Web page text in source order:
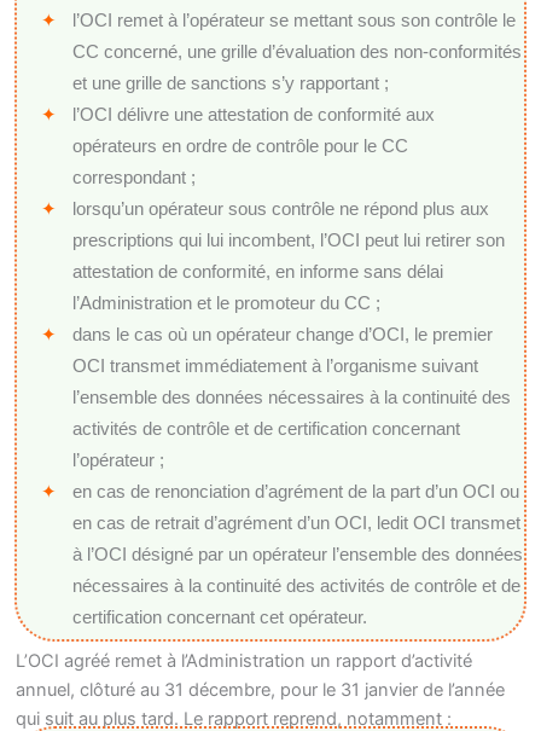
l’OCI remet à l’opérateur se mettant sous son contrôle le
CC concerné, une grille d’évaluation des non-conformités
et une grille de sanctions s’y rapportant ;
l’OCI délivre une attestation de conformité aux
opérateurs en ordre de contrôle pour le CC
correspondant ;
lorsqu’un opérateur sous contrôle ne répond plus aux
prescriptions qui lui incombent, l’OCI peut lui retirer son
attestation de conformité, en informe sans délai
l’Administration et le promoteur du CC ;
dans le cas où un opérateur change d’OCI, le premier
OCI transmet immédiatement à l’organisme suivant
l’ensemble des données nécessaires à la continuité des
activités de contrôle et de certification concernant
l’opérateur ;
en cas de renonciation d’agrément de la part d’un OCI ou
en cas de retrait d’agrément d’un OCI, ledit OCI transmet
à l’OCI désigné par un opérateur l’ensemble des données
nécessaires à la continuité des activités de contrôle et de
certification concernant cet opérateur.
L’OCI agréé remet à l’Administration un rapport d’activité
annuel, clôturé au 31 décembre, pour le 31 janvier de l’année
qui suit au plus tard. Le rapport reprend, notamment :